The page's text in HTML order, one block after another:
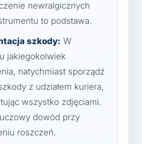
newralgicznych
to podstawa.
szkody: W
jakiegokolwiek
natychmiast sporządź
z udziałem kuriera,
wszystko zdjęciami.
dowód przy
roszczeń.